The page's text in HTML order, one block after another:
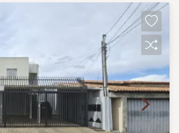
de lazer para